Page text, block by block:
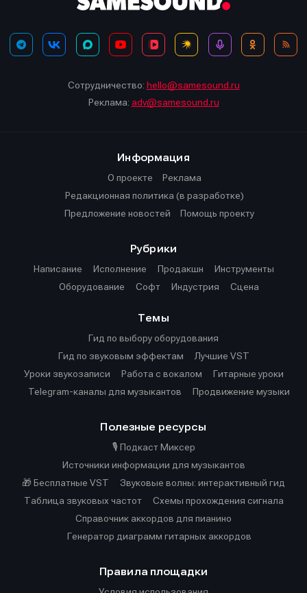
Сотрудничество: hello@samesound.ru
Реклама: adv@samesound.ru
Информация
О проекте
Реклама
Редакционная политика (в разработке)
Предложение новостей
Помощь проекту
Рубрики
Написание
Исполнение Продакшн
Инструменты
Оборудование
Софт Индустрия Сцена
Темы
Гид по выбору оборудования
Гид по звуковым эффектам
Лучшие VST
Уроки звукозаписи
Работа с вокалом
Гитарные уроки
Telegram-каналы для музыкантов
Продвижение музыки
Полезные ресурсы
🎙️ Подкаст Миксер
Источники информации для музыкантов
🎁 Бесплатные VST
Звуковые волны: интерактивный гид
Таблица звуковых частот
Cхемы прохождения сигнала
Справочник аккордов для пианино
Генератор диаграмм гитарных аккордов
Правила площадки